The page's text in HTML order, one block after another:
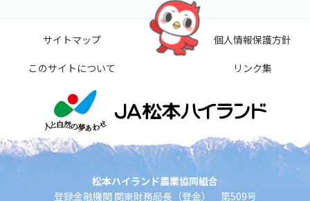
サイトマップ
このサイトについて
個人情報保護方針
リンク集
松本ハイランド農業協同組合
登録金融機関 関東財務局長（登金） 第509号